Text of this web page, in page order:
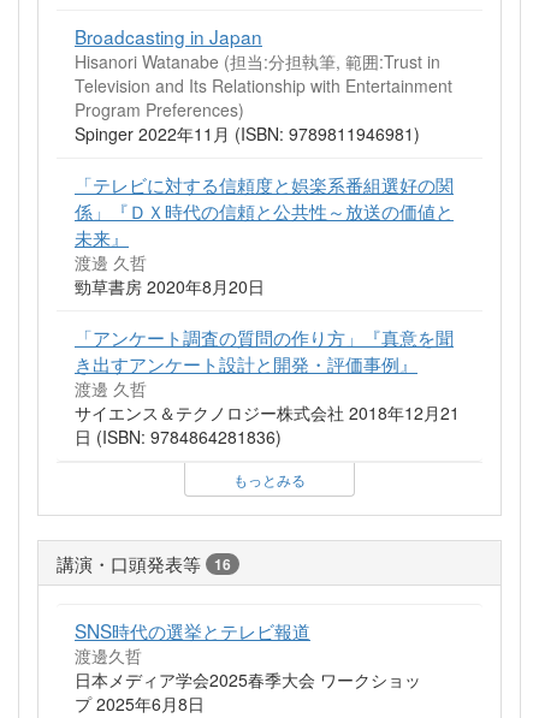
Broadcasting in Japan
Hisanori Watanabe (担当:分担執筆, 範囲:Trust in
Television and Its Relationship with Entertainment
Program Preferences)
Spinger 2022年11月 (ISBN: 9789811946981)
「テレビに対する信頼度と娯楽系番組選好の関
係」『ＤＸ時代の信頼と公共性～放送の価値と
未来』
渡邊 久哲
勁草書房 2020年8月20日
「アンケート調査の質問の作り方」『真意を聞
き出すアンケート設計と開発・評価事例』
渡邊 久哲
サイエンス＆テクノロジー株式会社 2018年12月21
日 (ISBN: 9784864281836)
もっとみる
講演・口頭発表等 16
SNS時代の選挙とテレビ報道
渡邊久哲
日本メディア学会2025春季大会 ワークショッ
プ 2025年6月8日